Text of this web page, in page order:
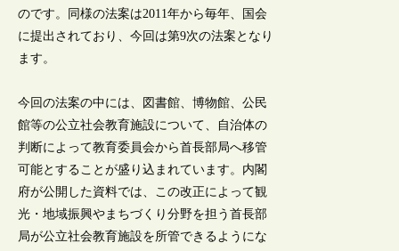
のです。同様の法案は2011年から毎年、国会
に提出されており、今回は第9次の法案となり
ます。
今回の法案の中には、図書館、博物館、公民
館等の公立社会教育施設について、自治体の
判断によって教育委員会から首長部局へ移管
可能とすることが盛り込まれています。内閣
府が公開した資料では、この改正によって観
光・地域振興やまちづくり分野を担う首長部
局が公立社会教育施設を所管できるようにな